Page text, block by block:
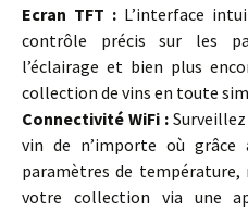
Ecran TFT : L’interface
contrôle précis sur les
l’éclairage et bien plus
collection de vins en toute
Connectivité WiFi :
vin de n’importe où grâce
paramètres de température,
votre collection via une